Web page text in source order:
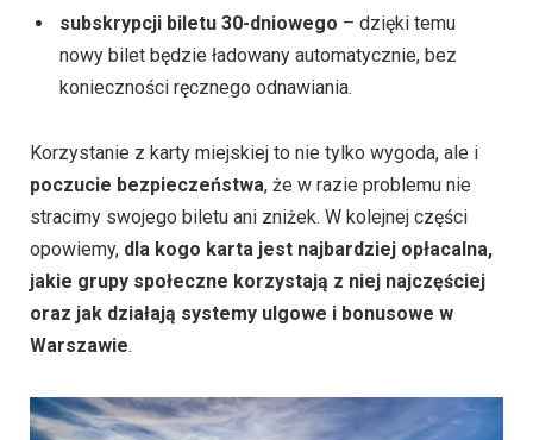
subskrypcji biletu 30-dniowego – dzięki temu
nowy bilet będzie ładowany automatycznie, bez
konieczności ręcznego odnawiania.
Korzystanie z karty miejskiej to nie tylko wygoda, ale i
poczucie bezpieczeństwa, że w razie problemu nie
stracimy swojego biletu ani zniżek. W kolejnej części
opowiemy, dla kogo karta jest najbardziej opłacalna,
jakie grupy społeczne korzystają z niej najczęściej
oraz jak działają systemy ulgowe i bonusowe w
Warszawie.